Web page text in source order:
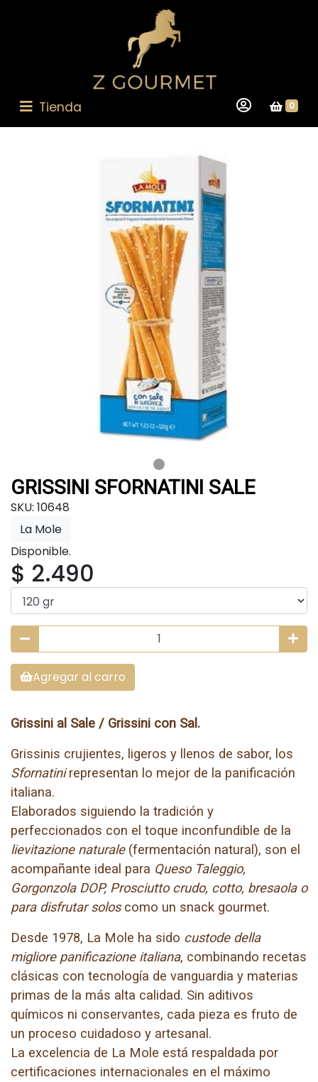
Tienda 0
GRISSINI SFORNATINI SALE
SKU: 10648
La Mole
Disponible.
$ 2.490
Agregar al carro
Grissini al Sale / Grissini con Sal.
Grissinis crujientes, ligeros y llenos de sabor, los
Sfornatinirepresentan lo mejor de la panificación
italiana.
Elaborados siguiendo la tradición y
perfeccionados con el toque inconfundible de la
lievitazione naturale(fermentación natural), son el
acompañante ideal para Queso Taleggio,
Gorgonzola DOP, Prosciutto crudo, cotto, bresaola o
para disfrutar soloscomo un snack gourmet.
Desde 1978, La Mole ha sido custode della
migliore panificazione italiana, combinando recetas
clásicas con tecnología de vanguardia y materias
primas de la más alta calidad. Sin aditivos
químicos ni conservantes, cada pieza es fruto de
un proceso cuidadoso y artesanal.
La excelencia de La Mole está respaldada por
certificaciones internacionales en el máximo